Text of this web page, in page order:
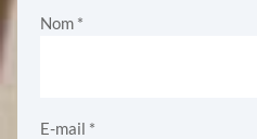
Nom *
E-mail *